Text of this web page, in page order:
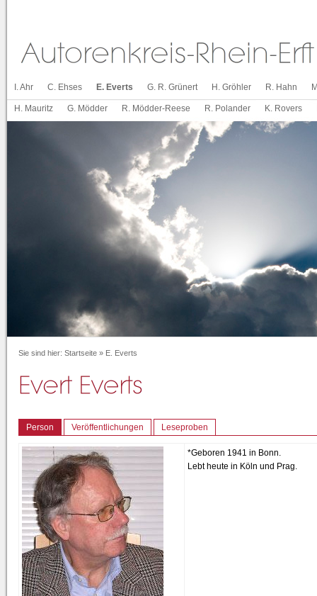
I. Ahr C. Ehses E. Everts G. R. Grünert H. Gröhler R. Hahn
H. Mauritz G. Mödder R. Mödder-Reese R. Polander K. Rovers
Sie sind hier: Startseite » E. Everts
Person Veröffentlichungen Leseproben
*Geboren 1941 in Bonn.
Lebt heute in Köln und Prag.